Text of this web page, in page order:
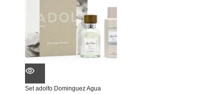
Set adolfo Dominguez Agua